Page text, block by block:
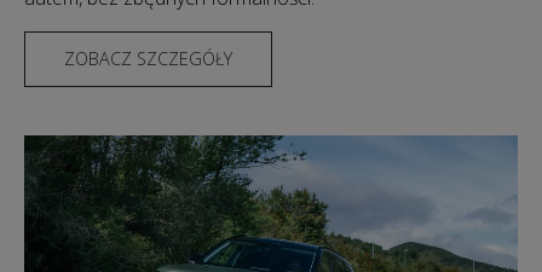
ZOBACZ SZCZEGÓŁY